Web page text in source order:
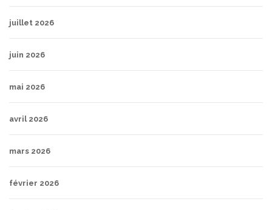
juillet 2026
juin 2026
mai 2026
avril 2026
mars 2026
février 2026